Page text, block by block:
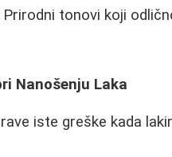
Prirodni tonovi koji
Nanošenju Laka
iste greške kada